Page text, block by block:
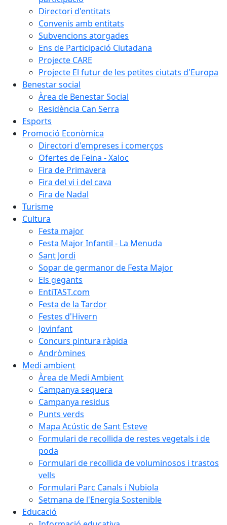
Directori d'entitats
Convenis amb entitats
Subvencions atorgades
Ens de Participació Ciutadana
Projecte CARE
Projecte El futur de les petites ciutats d'Europa
Benestar social
Àrea de Benestar Social
Residència Can Serra
Esports
Promoció Econòmica
Directori d'empreses i comerços
Ofertes de Feina - Xaloc
Fira de Primavera
Fira del vi i del cava
Fira de Nadal
Turisme
Cultura
Festa major
Festa Major Infantil - La Menuda
Sant Jordi
Sopar de germanor de Festa Major
Els gegants
EntiTAST.com
Festa de la Tardor
Festes d'Hivern
Jovinfant
Concurs pintura ràpida
Andròmines
Medi ambient
Àrea de Medi Ambient
Campanya sequera
Campanya residus
Punts verds
Mapa Acústic de Sant Esteve
Formulari de recollida de restes vegetals i de
poda
Formulari de recollida de voluminosos i trastos
vells
Formulari Parc Canals i Nubiola
Setmana de l'Energia Sostenible
Educació